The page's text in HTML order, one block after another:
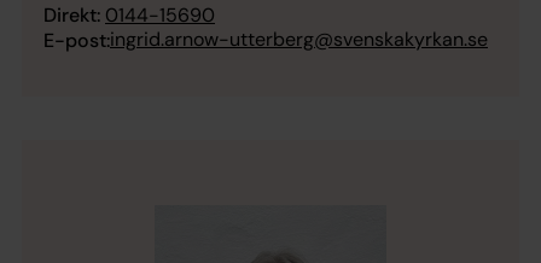
Direkt: 0144-15690
E-post:ingrid.arnow-utterberg@svenskakyrkan.se